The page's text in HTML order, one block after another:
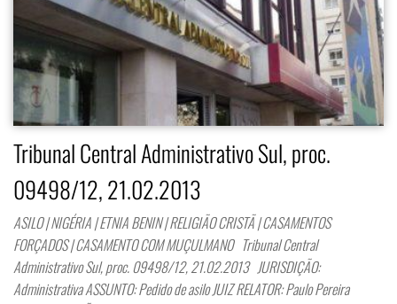
Tribunal Central Administrativo Sul, proc.
09498/12, 21.02.2013
ASILO | NIGÉRIA | ETNIA BENIN | RELIGIÃO CRISTÃ | CASAMENTOS
FORÇADOS | CASAMENTO COM MUÇULMANO Tribunal Central
Administrativo Sul, proc. 09498/12, 21.02.2013 JURISDIÇÃO:
Administrativa ASSUNTO: Pedido de asilo JUIZ RELATOR: Paulo Pereira